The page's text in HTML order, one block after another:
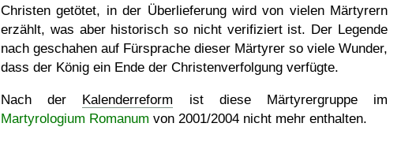
Christen getötet, in der Überlieferung wird von vielen Märtyrern
erzählt, was aber historisch so nicht verifiziert ist. Der Legende
nach geschahen auf Fürsprache dieser Märtyrer so viele Wunder,
dass der König ein Ende der Christenverfolgung verfügte.
Nach der Kalenderreform ist diese Märtyrergruppe im
Martyrologium Romanum von 2001/2004 nicht mehr enthalten.